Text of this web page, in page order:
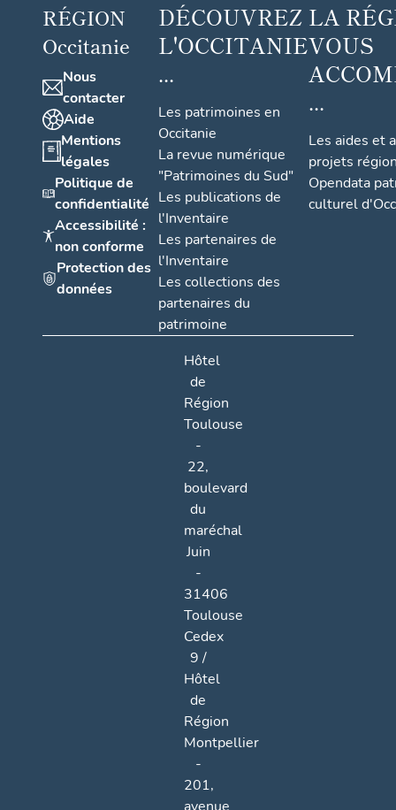
RÉGION
Occitanie
Nous
contacter
Aide
Mentions
légales
Politique de
confidentialité
Accessibilité :
non conforme
Protection des
données
DÉCOUVREZ
L'OCCITANIE
...
Les patrimoines en
Occitanie
La revue numérique
"Patrimoines du Sud"
Les publications de
l'Inventaire
Les partenaires de
l'Inventaire
Les collections des
partenaires du
patrimoine
LA
VOUS
...
Les aides et
projets
Opendata
culturel
Hôtel
de
Région
Toulouse
-
22,
boulevard
du
maréchal
Juin
-
31406
Toulouse
Cedex
9 /
Hôtel
de
Région
Montpellier
-
201,